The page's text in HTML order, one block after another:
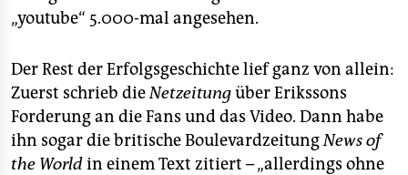
„youtube“ 5.000-mal angesehen.
Der Rest der Erfolgsgeschichte lief ganz von allein:
Zuerst schrieb dieNetzeitungüber Erikssons
Forderung an die Fans und das Video. Dann habe
ihn sogar die britische BoulevardzeitungNews of
the Worldin einem Text zitiert – „allerdings ohne